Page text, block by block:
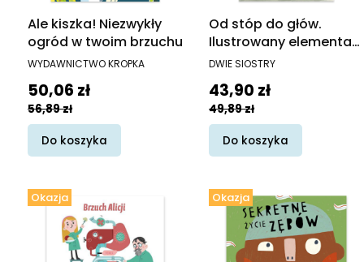
Ale kiszka! Niezwykły
ogród w twoim brzuchu
PRODUCENT
WYDAWNICTWO KROPKA
Cena promocyjna
50,06 zł
56,89 zł
Do koszyka
Od stóp do głów.
Ilustrowany elementarz
ciała
PRODUCENT
DWIE SIOSTRY
Cena promocyjna
43,90 zł
49,89 zł
Do koszyka
Okazja Okazja